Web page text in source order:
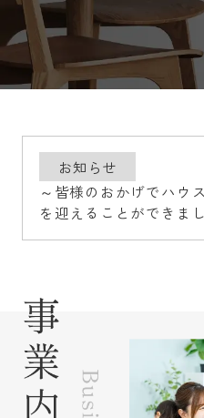
お知らせ
～皆様のおかげでハウ
を迎えることができま